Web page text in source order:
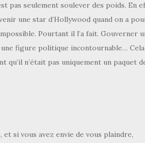
pas seulement soulever des poids. En
une star d’Hollywood quand on a
Pourtant il l’a fait. Gouverner
figure politique incontournable… Cela
qu’il n’était pas uniquement un paquet
si vous avez envie de vous plaindre,